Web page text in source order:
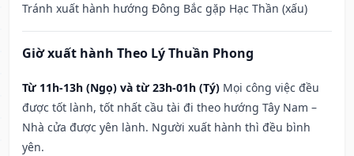
Tránh xuất hành hướng Đông Bắc gặp Hạc Thần (xấu)
Giờ xuất hành Theo Lý Thuần Phong
Từ 11h-13h (Ngọ) và từ 23h-01h (Tý) Mọi công việc đều
được tốt lành, tốt nhất cầu tài đi theo hướng Tây Nam –
Nhà cửa được yên lành. Người xuất hành thì đều bình
yên.